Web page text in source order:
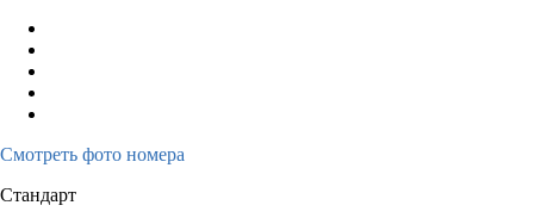
Смотреть фото номера
Стандарт